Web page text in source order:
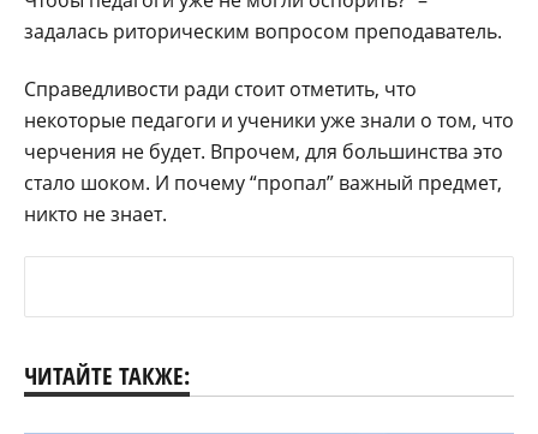
задалась риторическим вопросом преподаватель.
Справедливости ради стоит отметить, что
некоторые педагоги и ученики уже знали о том, что
черчения не будет. Впрочем, для большинства это
стало шоком. И почему “пропал” важный предмет,
никто не знает.
ЧИТАЙТЕ ТАКЖЕ: